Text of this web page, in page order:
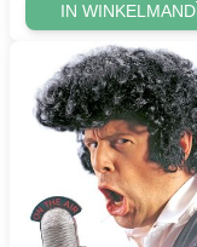
IN WINKELMAND